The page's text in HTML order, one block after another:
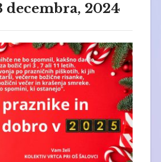
decembra, 2024